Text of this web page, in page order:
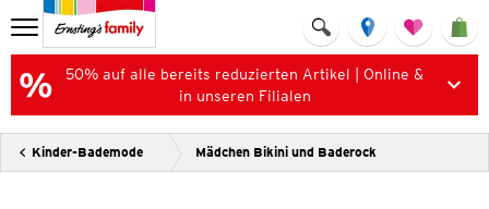
50% auf alle bereits reduzierten Artikel | Online &
in unseren Filialen
Kinder-Bademode Mädchen Bikini und Baderock